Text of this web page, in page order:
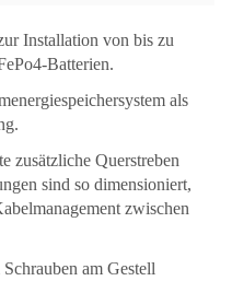
Installation von bis zu
Batterien.
als
zusätzliche Querstreben
sind so dimensioniert,
zwischen
am Gestell